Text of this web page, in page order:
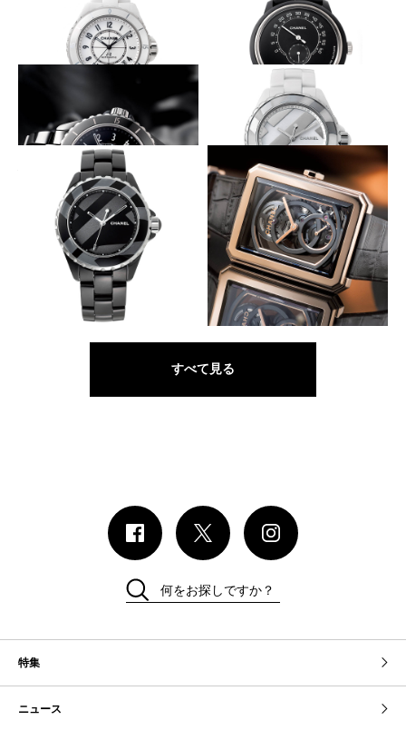
J12 ファントム J12 ファントム
マットな黒１色に染まる
ムッシュー ドゥ シャネル エデ
ィション ノワール
何も変えずすべてを変えた
ロジウムで浮き立つ「12」
CHANEL
J12 アンタイトル
マットな黒で「12」を描く
J12 アンタイトル
ブラック×ゴールドのバイカラーで統
一
CHANEL
ボーイフレンド スケルトン
すべて見る
特集
ニュース
何をお探しですか？